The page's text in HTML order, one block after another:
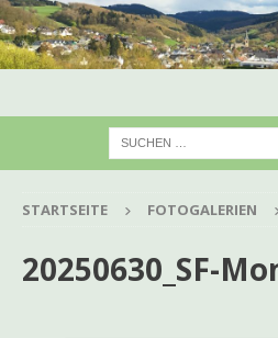
STARTSEITE FOTOGALERIEN
20250630_SF-